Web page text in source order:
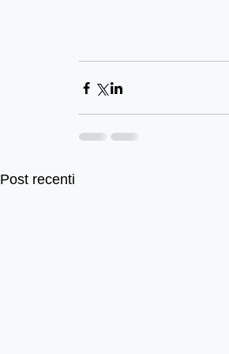
Post recenti